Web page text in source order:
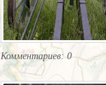
Комментариев: 0